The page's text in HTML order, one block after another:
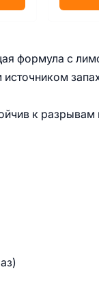
формула с
к